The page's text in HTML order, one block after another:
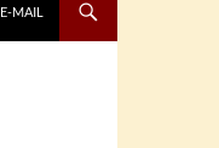
E-MAIL